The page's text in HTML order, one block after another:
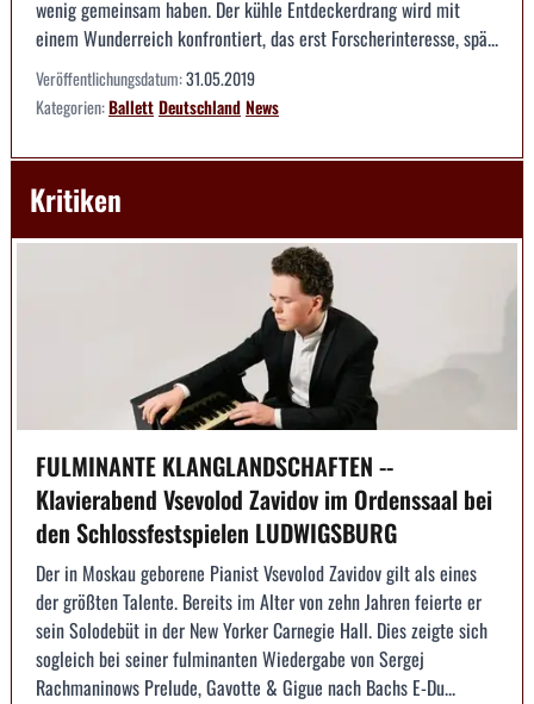
wenig gemeinsam haben. Der kühle Entdeckerdrang wird mit
einem Wunderreich konfrontiert, das erst Forscherinteresse, spä...
Veröffentlichungsdatum:31.05.2019
Kategorien:BallettDeutschlandNews
Kritiken
FULMINANTE KLANGLANDSCHAFTEN --
Klavierabend Vsevolod Zavidov im Ordenssaal bei
den Schlossfestspielen LUDWIGSBURG
Der in Moskau geborene Pianist Vsevolod Zavidov gilt als eines
der größten Talente. Bereits im Alter von zehn Jahren feierte er
sein Solodebüt in der New Yorker Carnegie Hall. Dies zeigte sich
sogleich bei seiner fulminanten Wiedergabe von Sergej
Rachmaninows Prelude, Gavotte & Gigue nach Bachs E-Du...